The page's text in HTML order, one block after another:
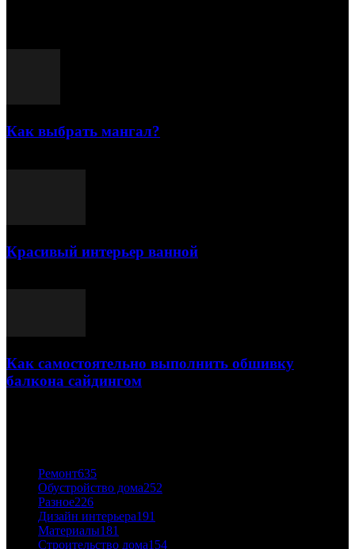
Как выбрать мангал?
Красивый интерьер ванной
Как самостоятельно выполнить обшивку
балкона сайдингом
Ремонт635
Обустройство дома252
Разное226
Дизайн интерьера191
Материалы181
Строительство дома154